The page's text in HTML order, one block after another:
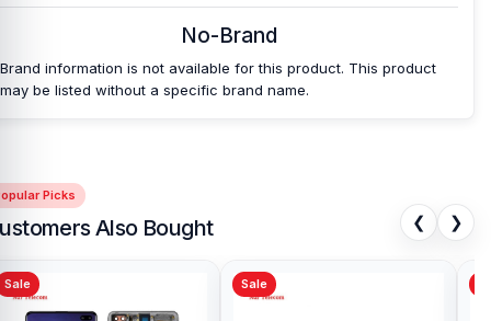
No-Brand
Brand information is not available for this product. This product
may be listed without a specific brand name.
Picks
Also Bought ❮ ❯
Sale Sale